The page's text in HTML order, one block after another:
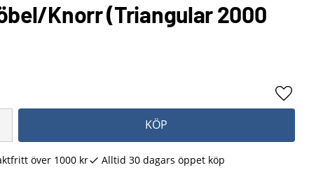
Knorr (Triangular 2000
KÖP
Lägg
över 1000 kr Alltid 30 dagars öppet köp